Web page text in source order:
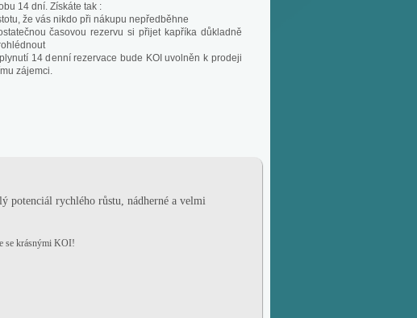
14 dní. Získáte tak :
že vás nikdo při nákupu nepředběhne
časovou rezervu si přijet kapříka důkladně
14 denní rezervace bude KOI uvolněn k prodeji
zájemci.
potenciál rychlého růstu, nádherné a velmi
se krásnými KOI!